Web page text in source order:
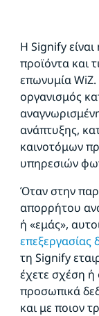
Η Signify
προϊόντα και
επωνυμία WiZ.
οργανισμός
ανάπτυξης,
καινοτόμων
υπηρεσιών
Όταν στην
απορρήτου
ή «εμάς»,
επεξεργασίας
τη Signify
έχετε σχέση ή
προσωπικά
και με ποιον